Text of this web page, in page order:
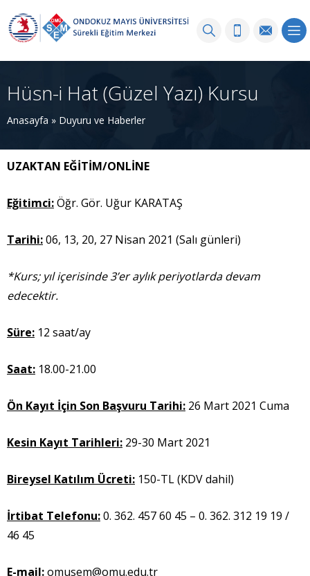
Hüsn-i Hat (Güzel Yazı) Kursu
Anasayfa » Duyuru ve Haberler
UZAKTAN EĞİTİM/ONLİNE
Eğitimci:Öğr. Gör. Uğur KARATAŞ
Tarihi:06, 13, 20, 27 Nisan 2021 (Salı günleri)
*Kurs; yıl içerisinde 3’er aylık periyotlarda devam
edecektir.
Süre: 12 saat/ay
Saat: 18.00-21.00
Ön Kayıt İçin Son Başvuru Tarihi: 26 Mart 2021 Cuma
Kesin Kayıt Tarihleri: 29-30 Mart 2021
Bireysel Katılım Ücreti: 150-TL (KDV dahil)
İrtibat Telefonu:0. 362. 457 60 45 – 0. 362. 312 19 19 /
46 45
E-mail:omusem@omu.edu.tr